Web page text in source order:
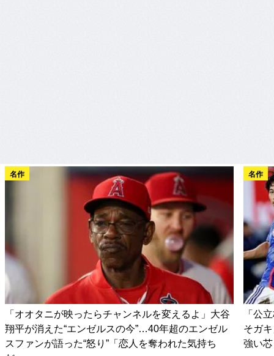
名作
「オオタニが映ったらチャンネルを変えるよ」大谷
翔平が消えた“エンゼルスの今”…40年超のエンゼル
スファンが語った“怒り”「恋人を奪われた気持ち
名作
「公
そガ
強い